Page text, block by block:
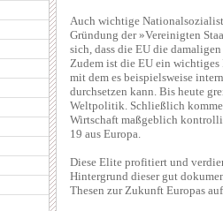
Auch wichtige
Gründung der »Vereinigten
sich, dass die EU die
Zudem ist die EU ein wichtiges
mit dem es beispielsweise
durchsetzen kann. Bis heute
Weltpolitik. Schließlich
Wirtschaft maßgeblich
19 aus Europa.
Diese Elite profitiert und
Hintergrund dieser gut
Thesen zur Zukunft Europas